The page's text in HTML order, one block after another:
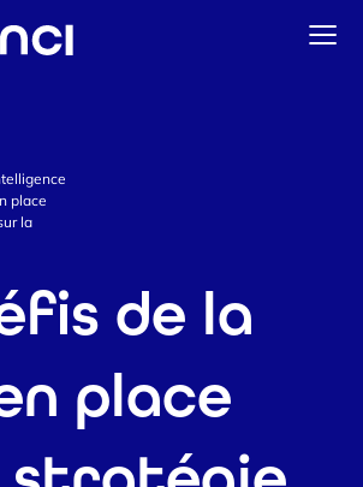
& Activation CRM
Notre actualité
Prendre contact
place
la
de la
place